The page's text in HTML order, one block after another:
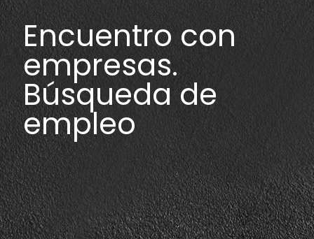
Encuentro con
empresas.
Búsqueda de
empleo